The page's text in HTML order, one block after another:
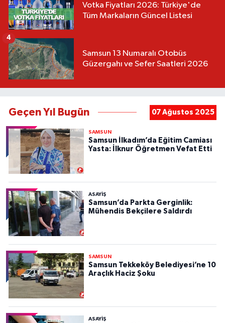
Votka Fiyatları 2026: Türkiye'de
Tüm Markaların Güncel Listesi
Samsun 13 Numaralı Otobüs
Güzergahı ve Sefer Saatleri 2026
4
Geçen Yıl Bugün 07 Ağustos 2025
SAMSUN
Samsun İlkadım’da Eğitim Camiası
Yasta: İlknur Öğretmen Vefat Etti
ASAYIŞ
Samsun’da Parkta Gerginlik:
Mühendis Bekçilere Saldırdı
SAMSUN
Samsun Tekkeköy Belediyesi’ne 10
Araçlık Haciz Şoku
ASAYIŞ